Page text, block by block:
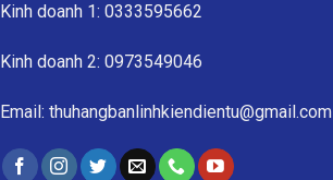
Kinh doanh 1: 0333595662
Kinh doanh 2: 0973549046
Email: thuhangbanlinhkiendientu@gmail.com